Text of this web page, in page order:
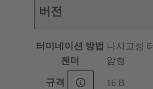
버전
터미네이션 방법 나사고정
젠더
암형
규격 16 B